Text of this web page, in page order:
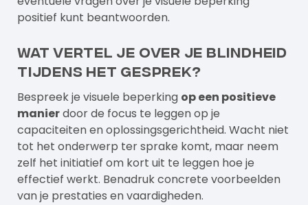
positief kunt beantwoorden.
Wat vertel je over je blindheid
tijdens het gesprek?
Bespreek je visuele beperking op een positieve
manierdoor de focus te leggen op je
capaciteiten en oplossingsgerichtheid. Wacht niet
tot het onderwerp ter sprake komt, maar neem
zelf het initiatief om kort uit te leggen hoe je
effectief werkt. Benadruk concrete voorbeelden
van je prestaties en vaardigheden.